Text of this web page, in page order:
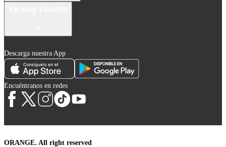
Descarga nuestra App
Encuéntranos en redes
ORANGE. All right reserved